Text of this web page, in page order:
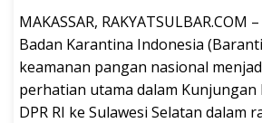
MAKASSAR,
Badan Karantina Indonesia
keamanan pangan nasional
perhatian utama dalam Kunjungan
DPR RI ke Sulawesi Selatan dalam